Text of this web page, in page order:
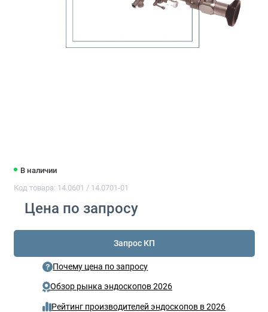
В наличии
Код товара: 14.0601 / 14.0701-01
Цена по запросу
Запрос КП
Почему цена по запросу
Обзор рынка эндоскопов 2026
Рейтинг производителей эндоскопов в 2026